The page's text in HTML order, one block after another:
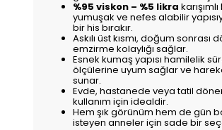
%95 viskon – %5 likra
yumuşak ve nefes alabilir
bir his bırakır.
Askılı üst kısmı, doğum sonrası
emzirme kolaylığı sağlar.
Esnek kumaş yapısı hamilelik
ölçülerine uyum sağlar ve
sunar.
Evde, hastanede veya tatil
kullanım için idealdir.
Hem şık görünüm hem de gün
isteyen anneler için sade bir